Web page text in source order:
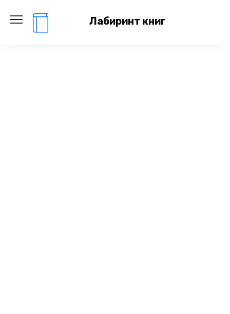
содержанию
Лабиринт книг